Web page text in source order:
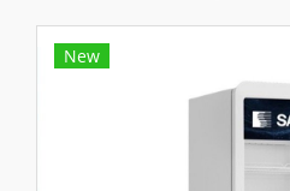
New